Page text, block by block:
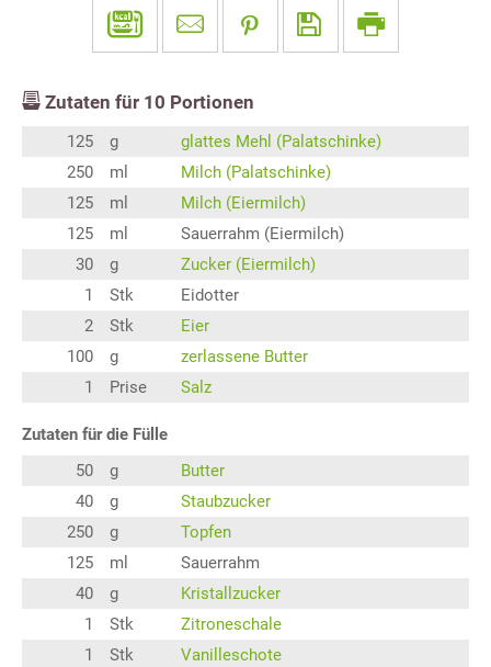
Zutaten für 10 Portionen
125 g
glattes Mehl (Palatschinke)
250
ml
Milch (Palatschinke)
125
ml
Milch (Eiermilch)
125
ml
Sauerrahm (Eiermilch)
30
g
Zucker (Eiermilch)
1
Stk
Eidotter
2
Stk
Eier
100
g
zerlassene Butter
1
Prise Salz
Zutaten für die Fülle
50
g
Butter
40
g
Staubzucker
250
g
Topfen
125
ml
Sauerrahm
40
g
Kristallzucker
1
Stk
Zitroneschale
1
Stk
Vanilleschote